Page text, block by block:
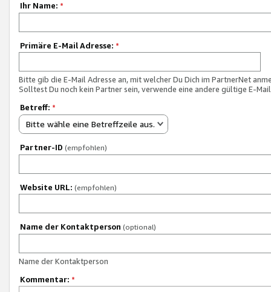
Ihr Name: *
Primäre E-Mail Adresse: *
Bitte gib die E-Mail Adresse an, mit welcher Du Dich im PartnerNet
Solltest Du noch kein Partner sein, verwende eine andere gültige E-
Betreff: *
Bitte wähle eine Betreffzeile aus.
Partner-ID (empfohlen)
Website URL: (empfohlen)
Name der Kontaktperson (optional)
Name der Kontaktperson
Kommentar: *